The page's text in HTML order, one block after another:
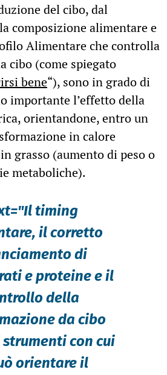
del cibo, dal
composizione alimentare e
Alimentare che controlla
cibo (come spiegato
bene“), sono in grado di
importante l’effetto della
orientandone, entro un
in calore
grasso (aumento di peso o
metaboliche).
timing
il corretto
di
e proteine e il
della
da cibo
con cui
orientare il